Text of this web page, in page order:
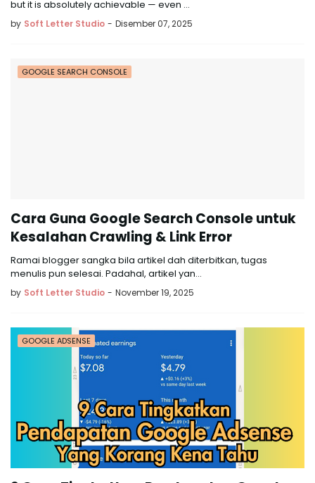
but it is absolutely achievable — even …
by Soft Letter Studio - Disember 07, 2025
GOOGLE SEARCH CONSOLE
Cara Guna Google Search Console untuk
Kesalahan Crawling & Link Error
Ramai blogger sangka bila artikel dah diterbitkan, tugas
menulis pun selesai. Padahal, artikel yan…
by Soft Letter Studio - November 19, 2025
GOOGLE ADSENSE